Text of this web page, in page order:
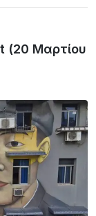
(20 Μαρτίου